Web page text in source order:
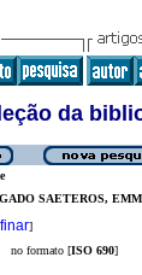
da
SAETEROS,
]
no formato [ISO 690]